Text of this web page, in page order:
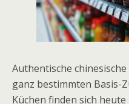
Authentische
ganz bestimmten Basis-
Küchen finden sich